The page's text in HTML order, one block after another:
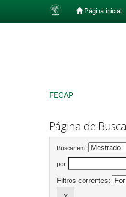
Página inicial
FECAP
Página de Busca
Buscar em:
por
Filtros correntes: